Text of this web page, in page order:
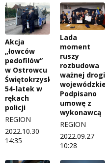
Akcja
„łowców
pedofilów”
w Ostrowcu
Świętokrzyskim.
54-latek w
rękach
policji
REGION
2022.10.30
14:35
Lada
moment
ruszy
rozbudowa
ważnej drogi
wojewódzkiej.
Podpisano
umowę z
wykonawcą
REGION
2022.09.27
10:28